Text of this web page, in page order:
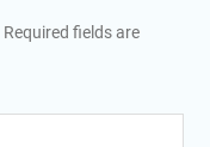
Required fields are